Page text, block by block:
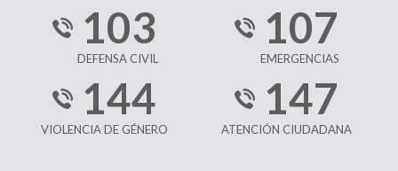
103
DEFENSA CIVIL
107
EMERGENCIAS
144
VIOLENCIA DE GÉNERO
147
ATENCIÓN CIUDADANA